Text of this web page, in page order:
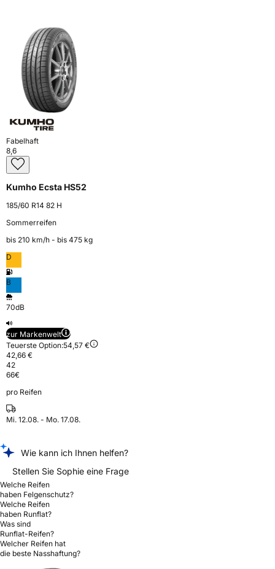
Fabelhaft
8,6
Kumho Ecsta HS52
185/60 R14 82 H
Sommerreifen
bis 210 km⁠/⁠h - bis 475 kg
D
B
70dB
zur Markenwelt
Teuerste Option:54,57 €
42,66 €
42
66€
pro Reifen
Mi. 12.08. - Mo. 17.08.
Wie kann ich Ihnen helfen?
Stellen Sie Sophie eine Frage
Welche Reifen
haben Felgenschutz?
Welche Reifen
haben Runflat?
Was sind
Runflat-Reifen?
Welcher Reifen hat
die beste Nasshaftung?